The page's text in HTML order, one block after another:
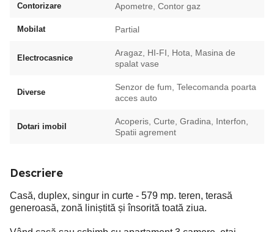
Contorizare Apometre, Contor gaz
Mobilat Partial
Electrocasnice
Aragaz, HI-FI, Hota, Masina de
spalat vase
Diverse
Senzor de fum, Telecomanda poarta
acces auto
Dotari imobil
Acoperis, Curte, Gradina, Interfon,
Spatii agrement
Descriere
Casă, duplex, singur in curte - 579 mp. teren, terasă
generoasă, zonă liniștită și însorită toată ziua.